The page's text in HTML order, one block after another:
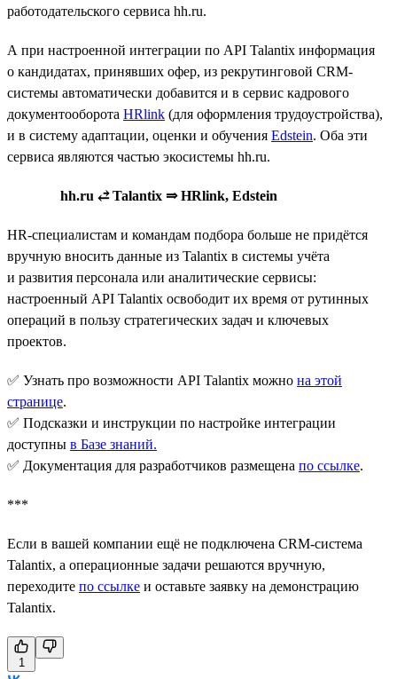
работодательского сервиса hh.ru.
А при настроенной интеграции по API Talantix информация
о кандидатах, принявших офер, из рекрутинговой CRM-
системы автоматически добавится и в сервис кадрового
документооборота HRlink (для оформления трудоустройства),
и в систему адаптации, оценки и обучения Edstein. Оба эти
сервиса являются частью экосистемы hh.ru.
hh.ru ⥄ Talantix ⇒ HRlink, Edstein
HR-специалистам и командам подбора больше не придётся
вручную вносить данные из Talantix в системы учёта
и развития персонала или аналитические сервисы:
настроенный API Talantix освободит их время от рутинных
операций в пользу стратегических задач и ключевых
проектов.
✅ Узнать про возможности API Talantix можно на этой
странице.
✅ Подсказки и инструкции по настройке интеграции
доступны в Базе знаний.
✅ Документация для разработчиков размещена по ссылке.
***
Если в вашей компании ещё не подключена CRM-система
Talantix, а операционные задачи решаются вручную,
переходите по ссылке и оставьте заявку на демонстрацию
Talantix.
1